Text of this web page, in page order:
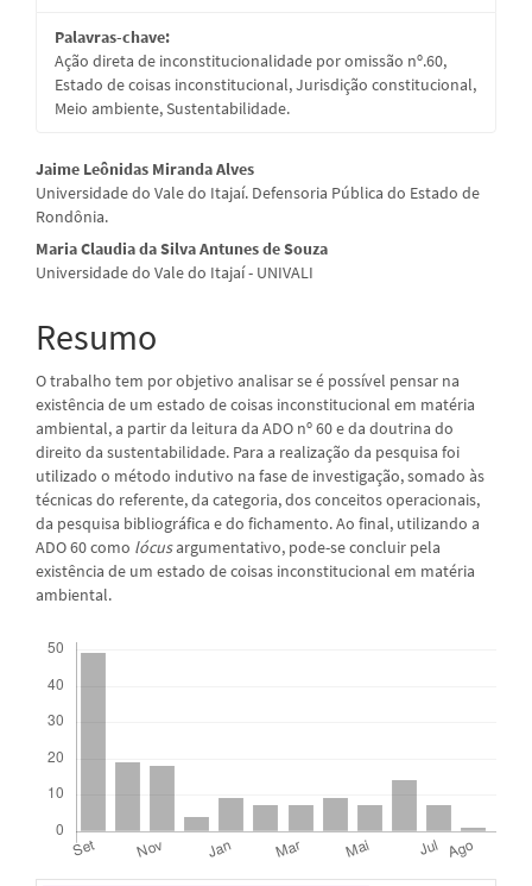
Palavras-chave:
Ação direta de inconstitucionalidade por omissão nº.60,
Estado de coisas inconstitucional, Jurisdição constitucional,
Meio ambiente, Sustentabilidade.
Conteúdo
do
artigo
principal
Jaime Leônidas Miranda Alves
Universidade do Vale do Itajaí. Defensoria Pública do Estado de
Rondônia.
Maria Claudia da Silva Antunes de Souza
Universidade do Vale do Itajaí - UNIVALI
Resumo
O trabalho tem por objetivo analisar se é possível pensar na
existência de um estado de coisas inconstitucional em matéria
ambiental, a partir da leitura da ADO nº 60 e da doutrina do
direito da sustentabilidade. Para a realização da pesquisa foi
utilizado o método indutivo na fase de investigação, somado às
técnicas do referente, da categoria, dos conceitos operacionais,
da pesquisa bibliográfica e do fichamento. Ao final, utilizando a
ADO 60 como lócusargumentativo, pode-se concluir pela
existência de um estado de coisas inconstitucional em matéria
ambiental.